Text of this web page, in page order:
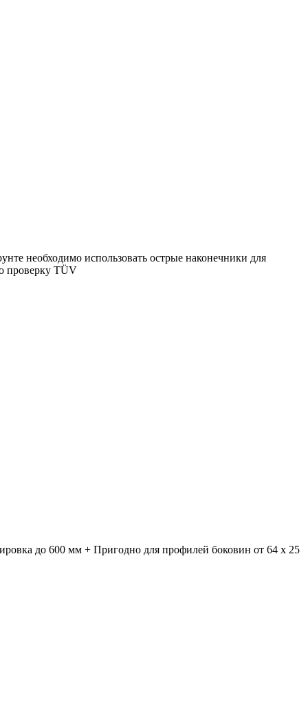
необходимо использовать острые наконечники для
проверку TÜV
до 600 мм + Пригодно для профилей боковин от 64 x 25